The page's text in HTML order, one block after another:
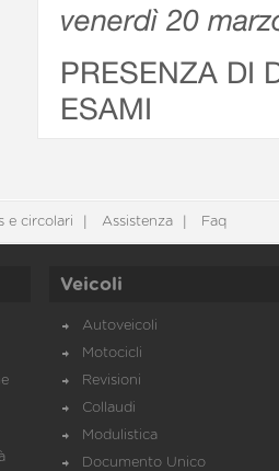
venerdì 20
PRESENZA DI
ESAMI
e circolari Assistenza Faq
Veicoli
Autoveicoli
Motocicli
Revisioni
Collaudi
Modulistica
Documento Unico